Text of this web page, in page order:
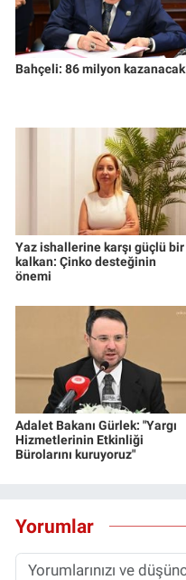
Bahçeli: 86 milyon kazanacak
Yaz ishallerine karşı güçlü bir
kalkan: Çinko desteğinin
önemi
Adalet Bakanı Gürlek: "Yargı
Hizmetlerinin Etkinliği
Bürolarını kuruyoruz"
Yorumlar